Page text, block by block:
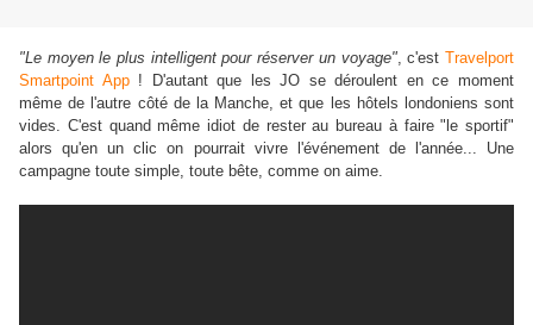
"Le moyen le plus intelligent pour réserver un voyage", c'estTravelport
Smartpoint App! D'autant que les JO se déroulent en ce moment
même de l'autre côté de la Manche, et que les hôtels londoniens sont
vides. C'est quand même idiot de rester au bureau à faire "le sportif"
alors qu'en un clic on pourrait vivre l'événement de l'année... Une
campagne toute simple, toute bête, comme on aime.